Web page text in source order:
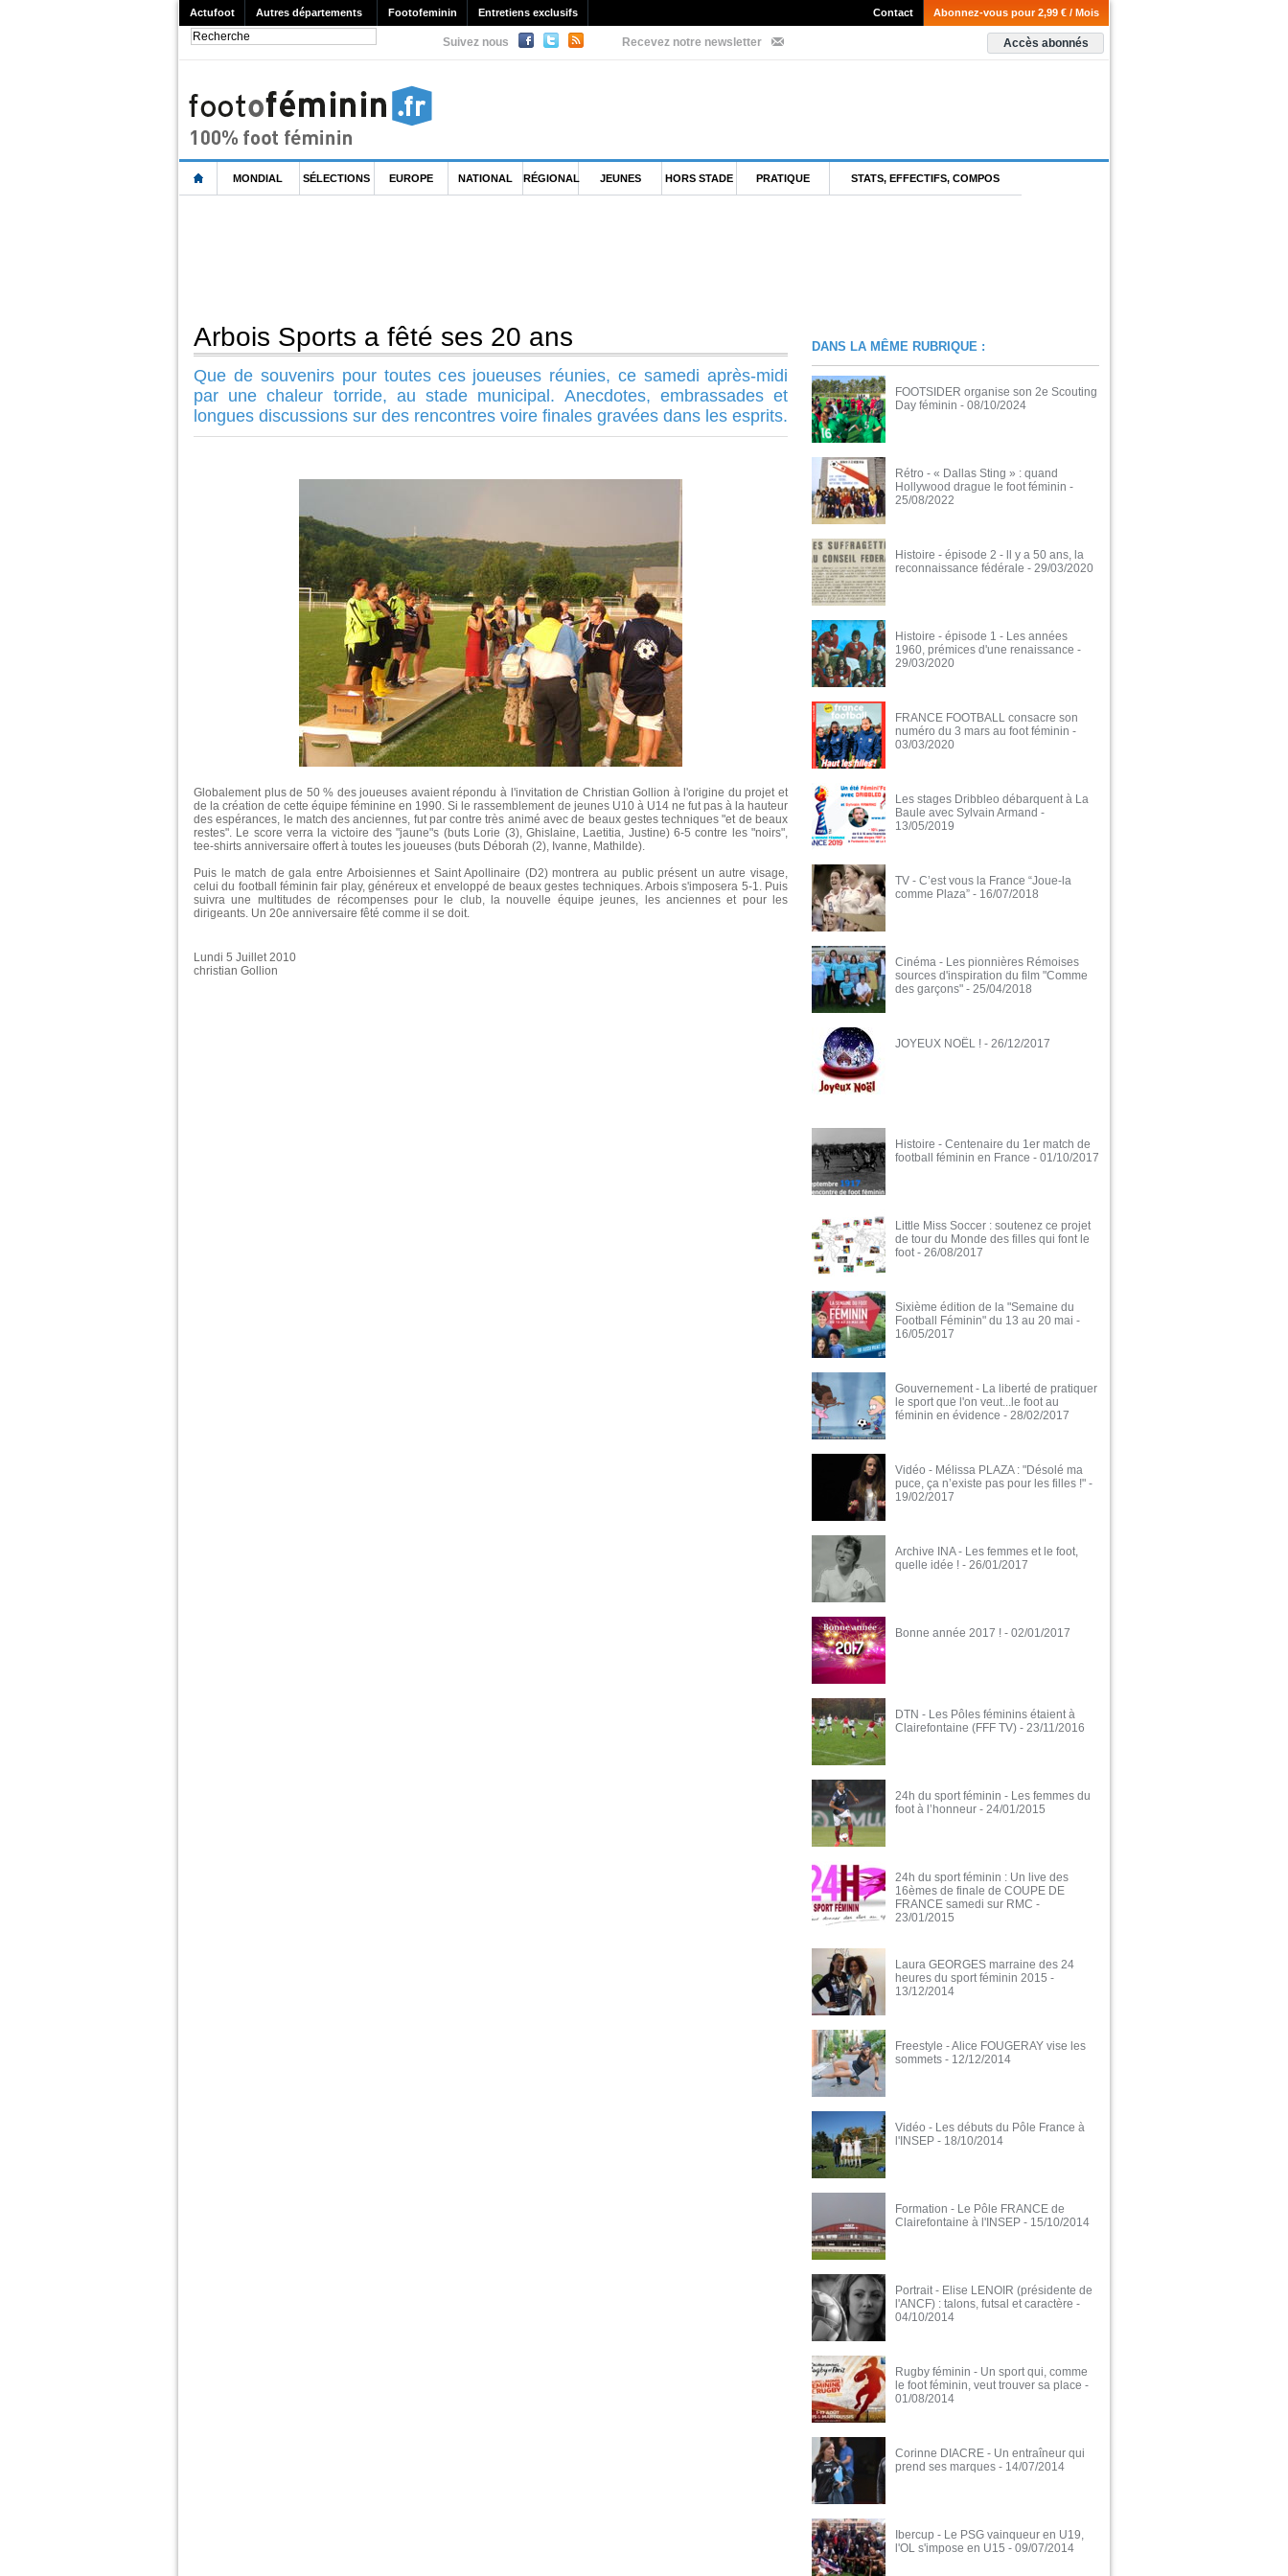
Actufoot Autres départements Footofeminin Entretiens exclusifs Abonnez-vous pour 2,99 € / Mois
Contact
Suivez nous Recevez notre newsletter Accès abonnés
MONDIAL SÉLECTIONS EUROPE NATIONAL RÉGIONAL JEUNES HORS STADE PRATIQUE STATS, EFFECTIFS, COMPOS
Arbois Sports a fêté ses 20 ans
Que de souvenirs pour toutes ces joueuses réunies, ce samedi après-midi
par une chaleur torride, au stade municipal. Anecdotes, embrassades et
longues discussions sur des rencontres voire finales gravées dans les esprits.
Globalement plus de 50 % des joueuses avaient répondu à l'invitation de Christian Gollion à l'origine du projet et
de la création de cette équipe féminine en 1990. Si le rassemblement de jeunes U10 à U14 ne fut pas à la hauteur
des espérances, le match des anciennes, fut par contre très animé avec de beaux gestes techniques "et de beaux
restes". Le score verra la victoire des "jaune"s (buts Lorie (3), Ghislaine, Laetitia, Justine) 6-5 contre les "noirs",
tee-shirts anniversaire offert à toutes les joueuses (buts Déborah (2), Ivanne, Mathilde).
Puis le match de gala entre Arboisiennes et Saint Apollinaire (D2) montrera au public présent un autre visage,
celui du football féminin fair play, généreux et enveloppé de beaux gestes techniques. Arbois s'imposera 5-1. Puis
suivra une multitudes de récompenses pour le club, la nouvelle équipe jeunes, les anciennes et pour les
dirigeants. Un 20e anniversaire fêté comme il se doit.
Lundi 5 Juillet 2010
christian Gollion
DANS LA MÊME RUBRIQUE :
FOOTSIDER organise son 2e Scouting
Day féminin - 08/10/2024
Rétro - « Dallas Sting » : quand
Hollywood drague le foot féminin -
25/08/2022
Histoire - épisode 2 - ll y a 50 ans, la
reconnaissance fédérale - 29/03/2020
Histoire - épisode 1 - Les années
1960, prémices d'une renaissance -
29/03/2020
FRANCE FOOTBALL consacre son
numéro du 3 mars au foot féminin -
03/03/2020
Les stages Dribbleo débarquent à La
Baule avec Sylvain Armand -
13/05/2019
TV - C’est vous la France “Joue-la
comme Plaza” - 16/07/2018
Cinéma - Les pionnières Rémoises
sources d'inspiration du film "Comme
des garçons" - 25/04/2018
JOYEUX NOËL ! - 26/12/2017
Histoire - Centenaire du 1er match de
football féminin en France - 01/10/2017
Little Miss Soccer : soutenez ce projet
de tour du Monde des filles qui font le
foot - 26/08/2017
Sixième édition de la "Semaine du
Football Féminin" du 13 au 20 mai -
16/05/2017
Gouvernement - La liberté de pratiquer
le sport que l'on veut...le foot au
féminin en évidence - 28/02/2017
Vidéo - Mélissa PLAZA : "Désolé ma
puce, ça n’existe pas pour les filles !" -
19/02/2017
Archive INA - Les femmes et le foot,
quelle idée ! - 26/01/2017
Bonne année 2017 ! - 02/01/2017
DTN - Les Pôles féminins étaient à
Clairefontaine (FFF TV) - 23/11/2016
24h du sport féminin - Les femmes du
foot à l’honneur - 24/01/2015
24h du sport féminin : Un live des
16èmes de finale de COUPE DE
FRANCE samedi sur RMC -
23/01/2015
Laura GEORGES marraine des 24
heures du sport féminin 2015 -
13/12/2014
Freestyle - Alice FOUGERAY vise les
sommets - 12/12/2014
Vidéo - Les débuts du Pôle France à
l'INSEP - 18/10/2014
Formation - Le Pôle FRANCE de
Clairefontaine à l'INSEP - 15/10/2014
Portrait - Elise LENOIR (présidente de
l'ANCF) : talons, futsal et caractère -
04/10/2014
Rugby féminin - Un sport qui, comme
le foot féminin, veut trouver sa place -
01/08/2014
Corinne DIACRE - Un entraîneur qui
prend ses marques - 14/07/2014
Ibercup - Le PSG vainqueur en U19,
l'OL s'impose en U15 - 09/07/2014